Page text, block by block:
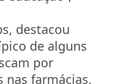
destacou
de alguns
por
farmácias.